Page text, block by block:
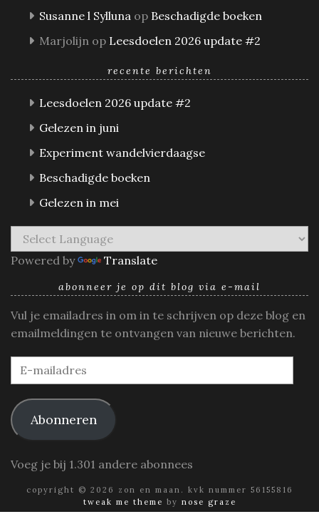
Susanne l Sylluna op Beschadigde boeken
Marjolijn op Leesdoelen 2026 update #2
recente berichten
Leesdoelen 2026 update #2
Gelezen in juni
Experiment wandelvierdaagse
Beschadigde boeken
Gelezen in mei
Powered by Translate
abonneer je op dit blog via e-mail
Vul je emailadres in om in te schrijven op deze blog en
emailmeldingen te ontvangen van nieuwe berichten.
E-
mailadres
Abonneren
Voeg je bij 1.301 andere abonnees
copyright © 2026 zon en maan. kvk nummer 56155816
tweak me theme by nose graze